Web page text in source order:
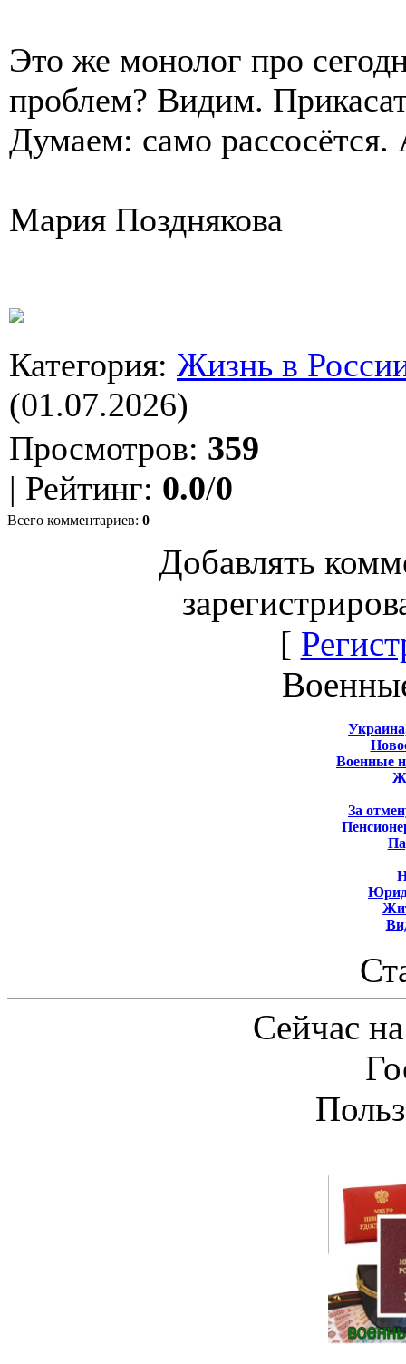
Это же монолог про
проблем? Видим.
Думаем: само рассосётся.
Мария Позднякова
Категория: Жизнь в
(01.07.2026)
Просмотров: 359
| Рейтинг: 0.0/0
Всего комментариев: 0
Добавлять
[
Военные
За
Сейчас